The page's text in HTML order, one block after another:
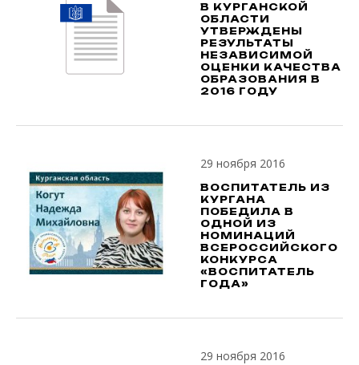
В КУРГАНСКОЙ
ОБЛАСТИ
УТВЕРЖДЕНЫ
РЕЗУЛЬТАТЫ
НЕЗАВИСИМОЙ
ОЦЕНКИ КАЧЕСТВА
ОБРАЗОВАНИЯ В
2016 ГОДУ
29 ноября 2016
ВОСПИТАТЕЛЬ ИЗ
КУРГАНА
ПОБЕДИЛА В
ОДНОЙ ИЗ
НОМИНАЦИЙ
ВСЕРОССИЙСКОГО
КОНКУРСА
«ВОСПИТАТЕЛЬ
ГОДА»
29 ноября 2016